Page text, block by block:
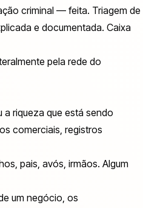
criminal — feita. Triagem de
e documentada. Caixa
pela rede do
a riqueza que está sendo
comerciais, registros
pais, avós, irmãos. Algum
um negócio, os